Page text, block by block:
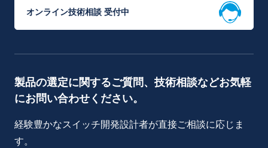
オンライン技術相談 受付中
製品の選定に関するご質問、技術相談などお気軽
にお問い合わせください。
経験豊かなスイッチ開発設計者が直接ご相談に応じま
す。